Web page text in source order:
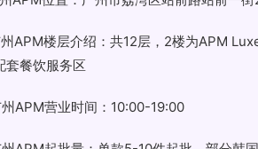
APM楼层介绍：共12层，2楼为APM
套餐饮服务区
APM营业时间：10:00-19:00